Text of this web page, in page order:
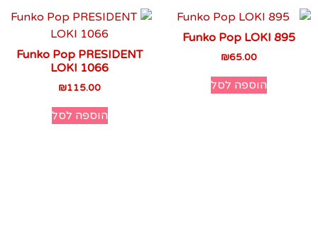
Funko Pop LOKI 895
₪65.00
הוספה לסל
Funko Pop PRESIDENT
LOKI 1066
₪115.00
הוספה לסל